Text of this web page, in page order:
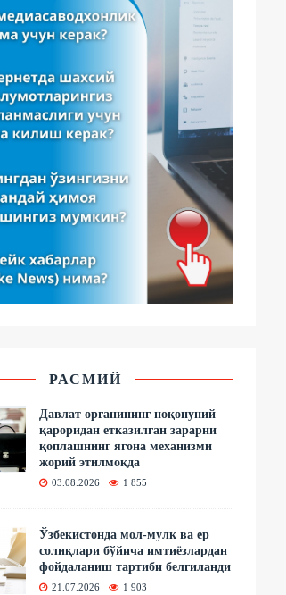
РАСМИЙ
Давлат органининг ноқонуний
қароридан етказилган зарарни
қоплашнинг ягона механизми
жорий этилмоқда
03.08.2026 1 855
Ўзбекистонда мол-мулк ва ер
солиқлари бўйича имтиёзлардан
фойдаланиш тартиби белгиланди
21.07.2026 1 903